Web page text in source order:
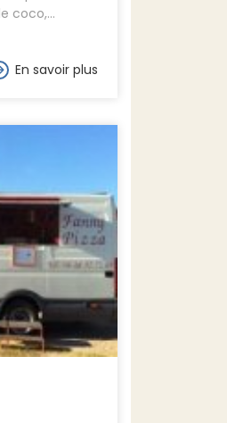
coco,...
En savoir plus